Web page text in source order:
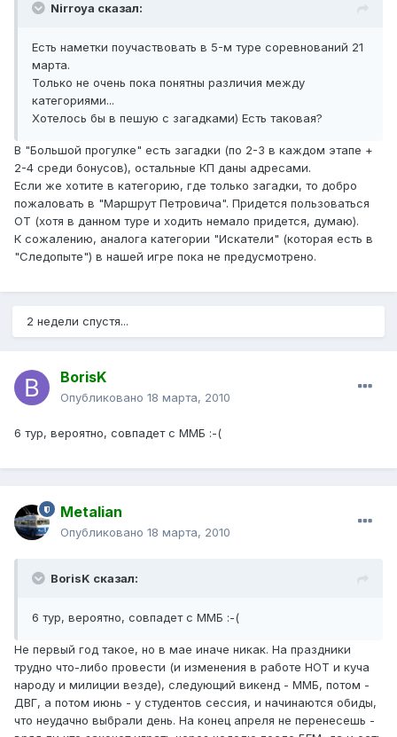
Nirroya сказал:
Есть наметки поучаствовать в 5-м туре соревнований 21
марта.
Только не очень пока понятны различия между
категориями...
Хотелось бы в пешую с загадками) Есть таковая?
В "Большой прогулке" есть загадки (по 2-3 в каждом этапе +
2-4 среди бонусов), остальные КП даны адресами.
Если же хотите в категорию, где только загадки, то добро
пожаловать в "Маршрут Петровича". Придется пользоваться
ОТ (хотя в данном туре и ходить немало придется, думаю).
К сожалению, аналога категории "Искатели" (которая есть в
"Следопыте") в нашей игре пока не предусмотрено.
2 недели спустя...
BorisK
Опубликовано 18 марта, 2010
6 тур, вероятно, совпадет с ММБ :-(
Metalian
Опубликовано 18 марта, 2010
BorisK сказал:
6 тур, вероятно, совпадет с ММБ :-(
Не первый год такое, но в мае иначе никак. На праздники
трудно что-либо провести (и изменения в работе НОТ и куча
народу и милиции везде), следующий викенд - ММБ, потом -
ДВГ, а потом июнь - у студентов сессия, и начинаются обиды,
что неудачно выбрали день. На конец апреля не перенесешь -